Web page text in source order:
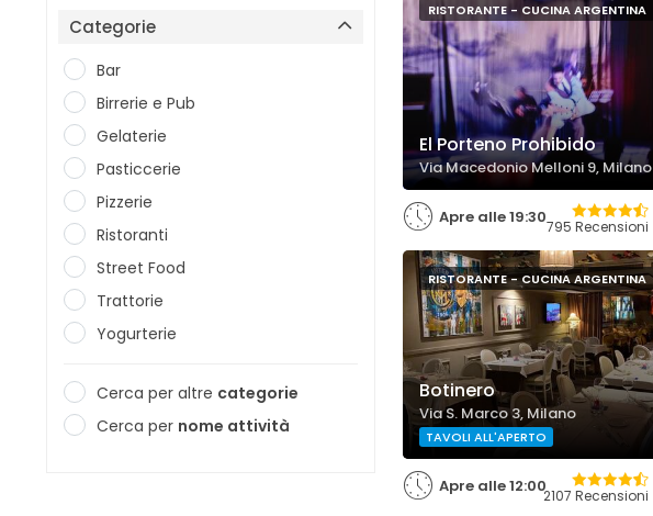
Categorie
Bar
Birrerie e Pub
Gelaterie
Pasticcerie
Pizzerie
Ristoranti
Street Food
Trattorie
Yogurterie
Cerca per altre categorie
Cerca per nome attività
RISTORANTE - CUCINA ARGENTINA
El Porteno Prohibido
Via Macedonio Melloni 9, Milano
Apre alle 19:30795 Recensioni
RISTORANTE - CUCINA ARGENTINA
Botinero
Via S. Marco 3, Milano
TAVOLI ALL'APERTO
Apre alle 12:002107 Recensioni